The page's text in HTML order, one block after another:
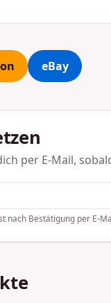
eBay
per E-Mail,
nach Bestätigung per E-